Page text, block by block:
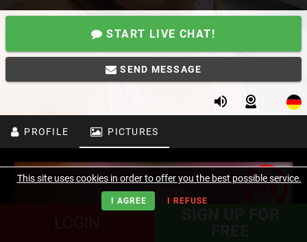
START LIVE CHAT!
SEND MESSAGE
PROFILE PICTURES
LOGIN
This site uses cookies in order to offer you the best possible service.
I AGREE I REFUSE